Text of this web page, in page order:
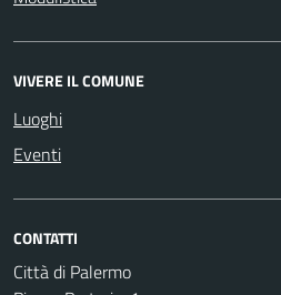
VIVERE IL COMUNE
Luoghi
Eventi
CONTATTI
Città di Palermo